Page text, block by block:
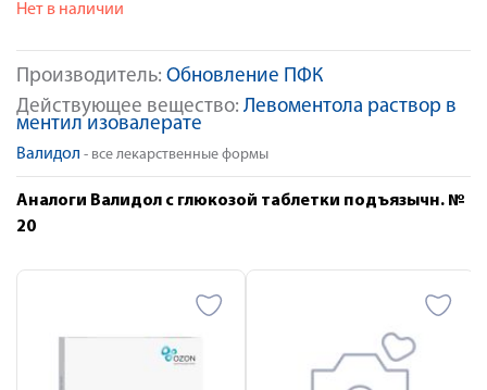
Производитель: Обновление ПФК
Действующее вещество: Левоментола раствор в
ментил изовалерате
Валидол - все лекарственные формы
Нет в наличии
Аналоги Валидол с глюкозой таблетки подъязычн. №
20